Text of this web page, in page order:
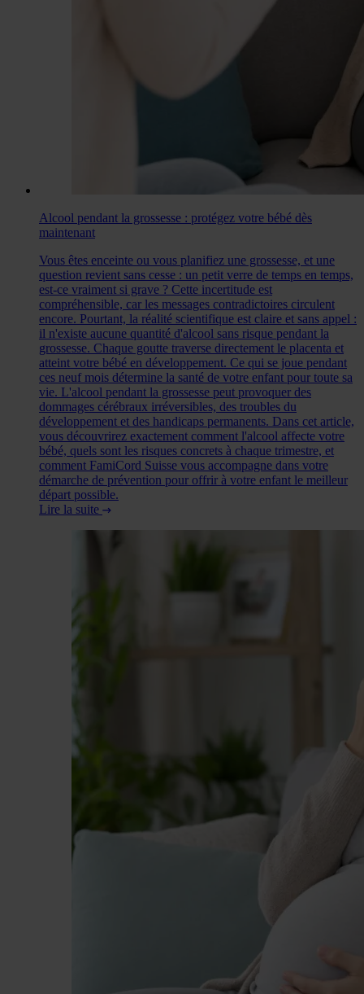
Alcool pendant la grossesse : protégez votre bébé dès
maintenant
Vous êtes enceinte ou vous planifiez une grossesse, et une
question revient sans cesse : un petit verre de temps en temps,
est-ce vraiment si grave ? Cette incertitude est
compréhensible, car les messages contradictoires circulent
encore. Pourtant, la réalité scientifique est claire et sans appel :
il n'existe aucune quantité d'alcool sans risque pendant la
grossesse. Chaque goutte traverse directement le placenta et
atteint votre bébé en développement. Ce qui se joue pendant
ces neuf mois détermine la santé de votre enfant pour toute sa
vie. L'alcool pendant la grossesse peut provoquer des
dommages cérébraux irréversibles, des troubles du
développement et des handicaps permanents. Dans cet article,
vous découvrirez exactement comment l'alcool affecte votre
bébé, quels sont les risques concrets à chaque trimestre, et
comment FamiCord Suisse vous accompagne dans votre
démarche de prévention pour offrir à votre enfant le meilleur
départ possible.
Lire la suite